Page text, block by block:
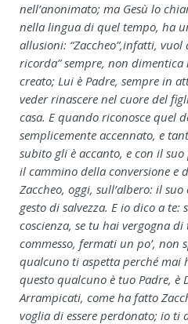
nell’anonimato; ma Gesù lo
nella lingua di quel tempo, ha
allusioni: “Zaccheo”,infatti, vuol
ricorda” sempre, non
creato; Lui è Padre, sempre in
veder rinascere nel cuore del
casa. E quando riconosce quel
semplicemente accennato, e
subito gli è accanto, e con il
il cammino della conversione e
Zaccheo, oggi, sull’albero: il
gesto di salvezza. E io dico a
coscienza, se tu hai vergogna di
commesso, fermati un po’, non
qualcuno ti aspetta perché mai
questo qualcuno è tuo Padre, è
Arrampicati, come ha fatto
voglia di essere perdonato; io ti